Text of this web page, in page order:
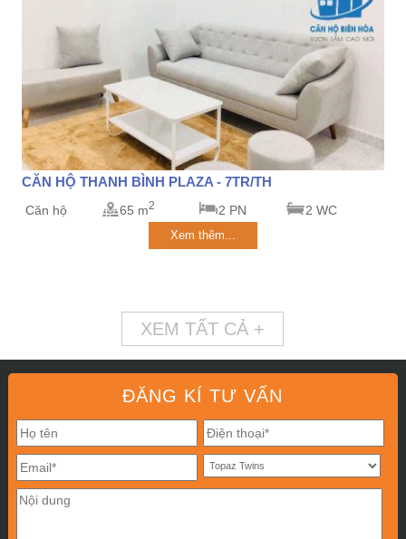
CĂN HỘ THANH BÌNH PLAZA - 7TR/TH
Căn hộ 65 m2 2 PN 2 WC
Xem thêm...
XEM TẤT CẢ +
ĐĂNG KÍ TƯ VẤN